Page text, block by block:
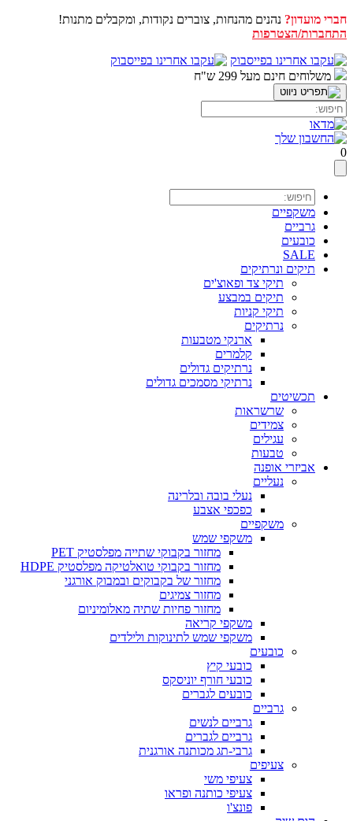
חברי מועדון? נהנים מהנחות, צוברים נקודות, ומקבלים מתנות!
התחברות/הצטרפות
דלג
לתוכןמשלוחים חינם מעל 299 ש"ח
0
משקפיים
גרביים
כובעים
SALE
תיקים ונרתיקים
תיקי צד ופאוצ'ים
תיקים במבצע
תיקי קניות
נרתיקים
ארנקי מטבעות
קלמרים
נרתיקים גדולים
נרתיקי מסמכים גדולים
תכשיטים
שרשראות
צמידים
עגילים
טבעות
אביזרי אופנה
נעליים
נעלי בובה ובלרינה
כפכפי אצבע
משקפיים
משקפי שמש
מחזור בקבוקי שתייה מפלסטיק PET
מחזור בקבוקי טואלטיקה מפלסטיק HDPE
מחזור של בקבוקים ובמבוק אורגני
מחזור צמיגים
מחזור פחיות שתיה מאלומיניום
משקפי קריאה
משקפי שמש לתינוקות ולילדים
כובעים
כובעי קיץ
כובעי חורף יוניסקס
כובעים לגברים
גרביים
גרביים לנשים
גרביים לגברים
גרבי-תג מכותנה אורגנית
צעיפים
צעיפי משי
צעיפי כותנה ופראו
פונצ'ו